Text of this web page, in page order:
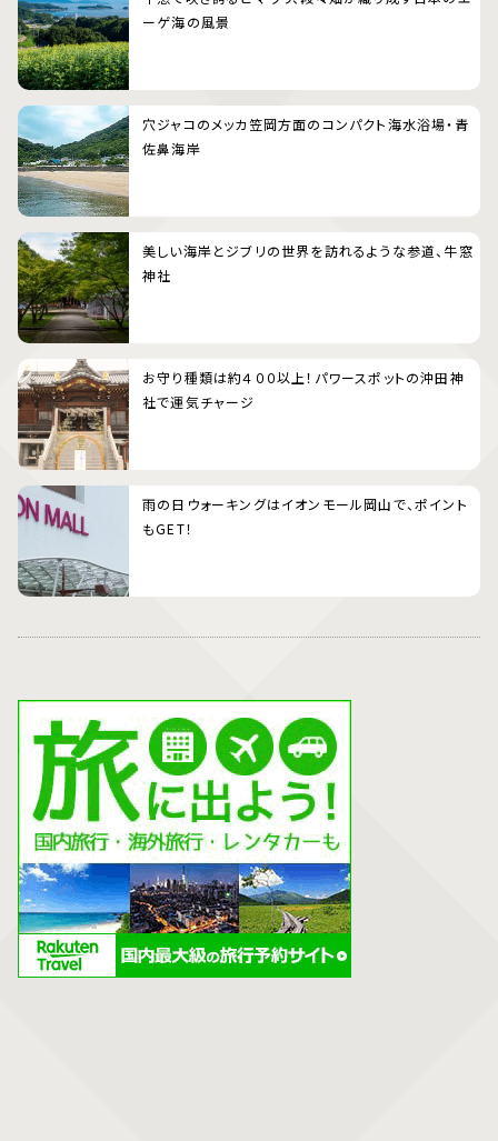
ーゲ海の風景
穴ジャコのメッカ笠岡方面のコンパクト海水浴場・青
佐鼻海岸
美しい海岸とジブリの世界を訪れるような参道、牛窓
神社
お守り種類は約４００以上！パワースポットの沖田神
社で運気チャージ
雨の日ウォーキングはイオンモール岡山で、ポイント
もGET！